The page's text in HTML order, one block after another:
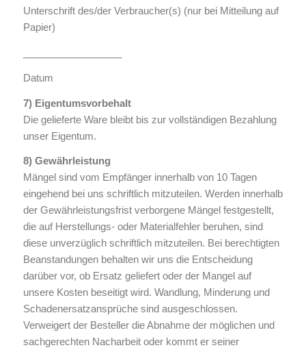
Unterschrift des/der Verbraucher(s) (nur bei Mitteilung auf
Papier)
Datum
7) Eigentumsvorbehalt
Die gelieferte Ware bleibt bis zur vollständigen Bezahlung
unser Eigentum.
8) Gewährleistung
Mängel sind vom Empfänger innerhalb von 10 Tagen
eingehend bei uns schriftlich mitzuteilen. Werden innerhalb
der Gewährleistungsfrist verborgene Mängel festgestellt,
die auf Herstellungs- oder Materialfehler beruhen, sind
diese unverzüglich schriftlich mitzuteilen. Bei berechtigten
Beanstandungen behalten wir uns die Entscheidung
darüber vor, ob Ersatz geliefert oder der Mangel auf
unsere Kosten beseitigt wird. Wandlung, Minderung und
Schadenersatzansprüche sind ausgeschlossen.
Verweigert der Besteller die Abnahme der möglichen und
sachgerechten Nacharbeit oder kommt er seiner